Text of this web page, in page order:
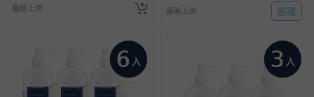
最新上架 最新上架 追蹤